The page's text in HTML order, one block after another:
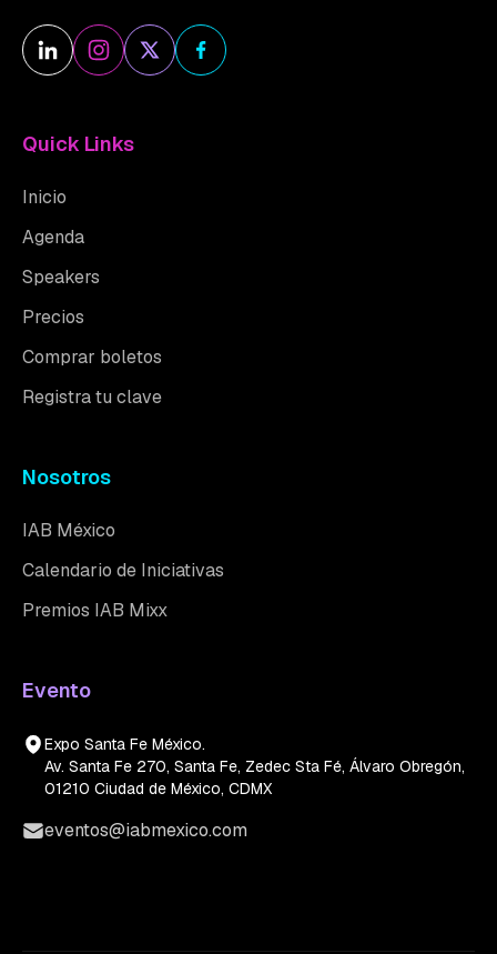
Quick Links
Inicio
Agenda
Speakers
Precios
Comprar boletos
Registra tu clave
Nosotros
IAB México
Calendario de Iniciativas
Premios IAB Mixx
Evento
Expo Santa Fe México.
Av. Santa Fe 270, Santa Fe, Zedec Sta Fé, Álvaro Obregón,
01210 Ciudad de México, CDMX
eventos@iabmexico.com